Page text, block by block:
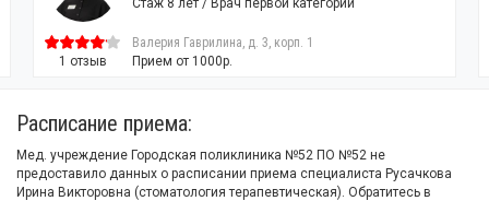
1 отзыв
Стаж 8 лет / Врач первой категории
Валерия Гаврилина, д. 3, корп. 1
Прием от 1000р.
Расписание приема:
Мед. учреждение Городская поликлиника №52 ПО №52 не
предоставило данных о расписании приема специалиста Русачкова
Ирина Викторовна (стоматология терапевтическая). Обратитесь в